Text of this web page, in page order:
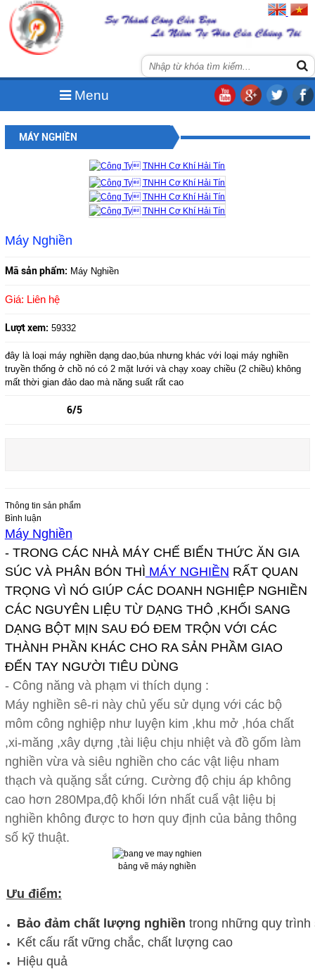
Menu
MÁY NGHIỀN
Máy Nghiền
Mã sản phẩm: Máy Nghiền
Giá: Liên hệ
Lượt xem: 59332
đây là loại máy nghiền dạng dao,búa nhưng khác với loại máy nghiền
truyền thống ở chồ nó có 2 mặt lưới và chạy xoay chiều (2 chiều) không
mất thời gian đảo dao mà năng suất rất cao
6/5
Thông tin sản phẩm
Bình luận
Máy Nghiền
- TRONG CÁC NHÀ MÁY CHẾ BIẾN THỨC ĂN GIA
SÚC VÀ PHÂN BÓN THÌ MÁY NGHIỀN RẤT QUAN
TRỌNG VÌ NÓ GIÚP CÁC DOANH NGHIỆP NGHIỀN
CÁC NGUYÊN LIỆU TỪ DẠNG THÔ ,KHỐI SANG
DẠNG BỘT MỊN SAU ĐÓ ĐEM TRỘN VỚI CÁC
THÀNH PHẦN KHÁC CHO RA SẢN PHẦM GIAO
ĐẾN TAY NGƯỜI TIÊU DÙNG
- Công năng và phạm vi thích dụng :
Máy nghiền sê-ri này chủ yếu sử dụng với các bộ
môm công nghiệp như luyện kim ,khu mở ,hóa chất
,xi-măng ,xây dựng ,tài liệu chịu nhiệt và đồ gốm làm
nghiền vừa và siêu nghiền cho các vật liệu nham
thạch và quặng sắt cứng. Cường độ chịu áp không
cao hơn 280Mpa,độ khối lớn nhất cuẩ vật liệu bị
nghiền không được to hơn quy định của bảng thông
số kỹ thuật.
bảng vẽ máy nghiền
Ưu điểm:
Bảo đảm chất lượng nghiền trong những quy trình
Kết cấu rất vững chắc, chất lượng cao
Hiệu quả